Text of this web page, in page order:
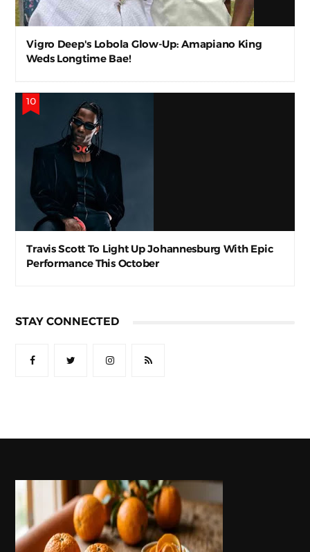
Vigro Deep's Lobola Glow-Up: Amapiano King
Weds Longtime Bae!
Travis Scott To Light Up Johannesburg With Epic
Performance This October
STAY CONNECTED